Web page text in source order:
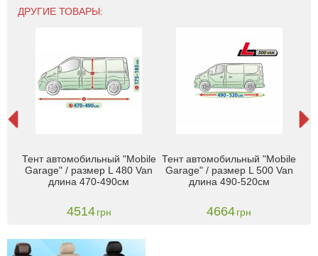
ДРУГИЕ ТОВАРЫ:
Тент автомобильный "Mobile
Garage" / размер L 480 Van
длина 470-490см
4514 грн
Тент автомобильный "Mobile
Garage" / размер L 500 Van
длина 490-520см
4664грн